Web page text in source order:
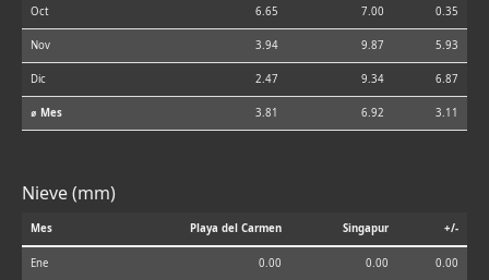
Oct 6.65 7.00 0.35
Nov 3.94 9.87 5.93
Dic 2.47 9.34 6.87
⌀ Mes 3.81 6.92 3.11
Nieve (mm)
Mes Playa del Carmen Singapur +/-
Ene 0.00 0.00 0.00